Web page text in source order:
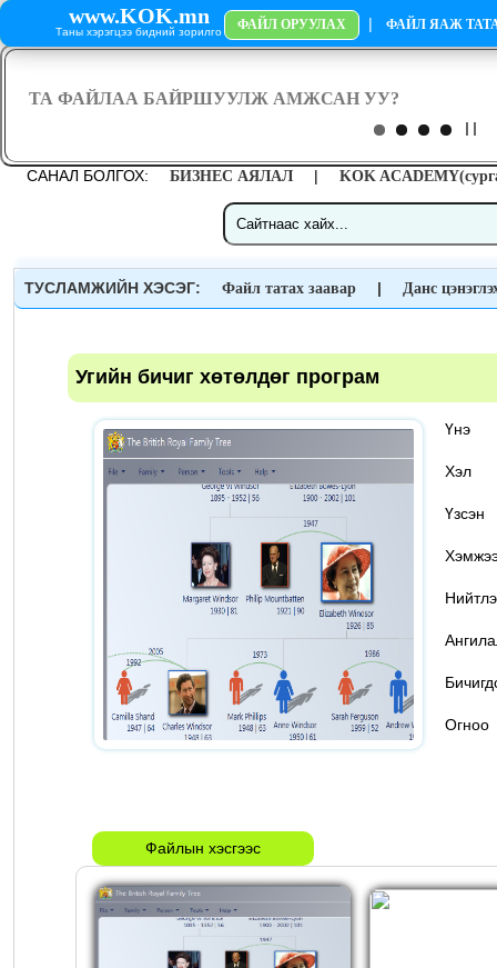
www.KOK.mn
Таны хэрэгцээ бидний зорилго ФАЙЛ ОРУУЛАХ | ФАЙЛ ЯАЖ
САНАЛ БОЛГОХ: БИЗНЕС АЯЛАЛ | KOK
ТУСЛАМЖИЙН ХЭСЭГ: Файл татах заавар | Данс
Угийн бичиг хөтөлдөг програм
Файлын хэсгээс